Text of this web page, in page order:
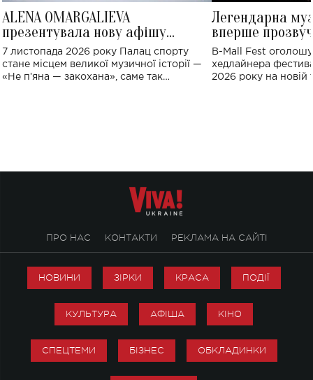
ALENA OMARGALIEVA
презентувала нову афішу
великого концерту в Палаці
спорту
7 листопада 2026 року Палац спорту
стане місцем великої музичної історії —
«Не пʼяна — закохана», саме так
Легендарна
вперше
Україні: де
B-Mall Fest
хедлайнера
2026 року на новій
ПРО НАС КОНТАКТИ РЕКЛАМА НА САЙТІ
НОВИНИ ЗІРКИ КРАСА ПОДІЇ
КУЛЬТУРА АФІША КІНО
СПЕЦТЕМИ БІЗНЕС ОБКЛАДИНКИ